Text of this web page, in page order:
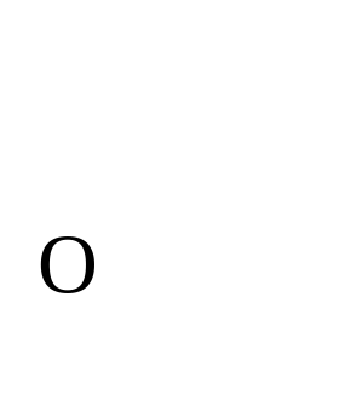
О